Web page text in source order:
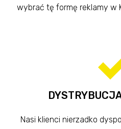
wybrać tę formę reklamy w
Nasi klienci nierzadko